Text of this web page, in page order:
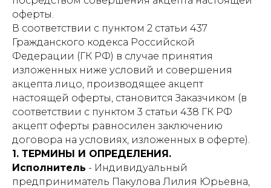
оферты.
В соответствии с пунктом 2 статьи 437
Гражданского кодекса Российской
Федерации (ГК РФ) в случае принятия
изложенных ниже условий и совершения
акцепта лицо, производящее акцепт
настоящей оферты, становится Заказчиком (в
соответствии с пунктом 3 статьи 438 ГК РФ
акцепт оферты равносилен заключению
договора на условиях, изложенных в оферте).
1. ТЕРМИНЫ И ОПРЕДЕЛЕНИЯ.
Исполнитель - Индивидуальный
предприниматель Пакулова Лилия Юрьевна,